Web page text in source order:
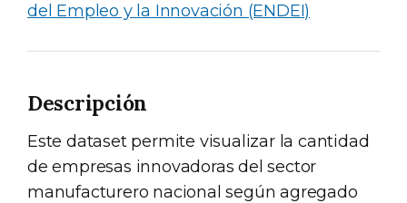
del Empleo y la Innovación (ENDEI)
Descripción
Este dataset permite visualizar la cantidad
de empresas innovadoras del sector
manufacturero nacional según agregado